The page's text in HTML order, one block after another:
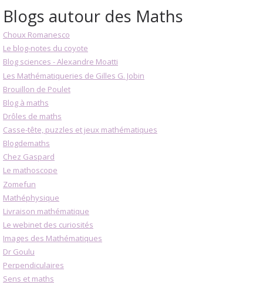
Blogs autour des Maths
Choux Romanesco
Le blog-notes du coyote
Blog sciences - Alexandre Moatti
Les Mathématiqueries de Gilles G. Jobin
Brouillon de Poulet
Blog à maths
Drôles de maths
Casse-tête, puzzles et jeux mathématiques
Blogdemaths
Chez Gaspard
Le mathoscope
Zomefun
Mathéphysique
Livraison mathématique
Le webinet des curiosités
Images des Mathématiques
Dr Goulu
Perpendiculaires
Sens et maths